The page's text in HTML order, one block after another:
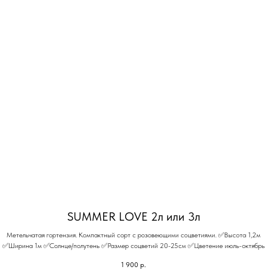
SUMMER LOVE 2л или 3л
Метельчатая гортензия. Компактный сорт с розовеющими соцветиями. ✅Высота 1,2м
✅Ширина 1м ✅Солнце/полутень ✅Размер соцветий 20-25см ✅Цветение июль-октябрь
1 900 р.